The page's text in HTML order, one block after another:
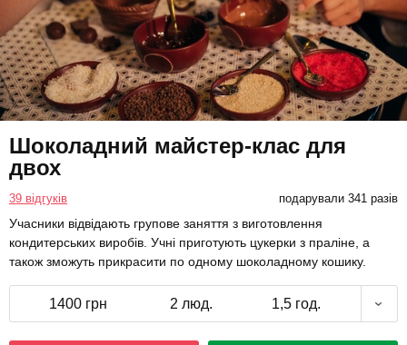
Шоколадний майстер-клас для
двох
39 відгуків подарували 341 разів
Учасники відвідають групове заняття з виготовлення
кондитерських виробів. Учні приготують цукерки з праліне, а
також зможуть прикрасити по одному шоколадному кошику.
1400 грн 2 люд. 1,5 год.